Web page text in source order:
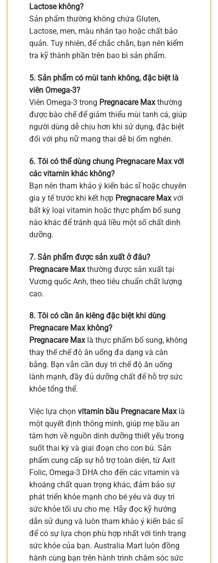
Lactose không?
Sản phẩm thường không chứa Gluten,
Lactose, men, màu nhân tạo hoặc chất bảo
quản. Tuy nhiên, để chắc chắn, bạn nên kiểm
tra kỹ thành phần trên bao bì sản phẩm.
5. Sản phẩm có mùi tanh không, đặc biệt là
viên Omega-3?
Viên Omega-3 trong Pregnacare Maxthường
được bào chế để giảm thiểu mùi tanh cá, giúp
người dùng dễ chịu hơn khi sử dụng, đặc biệt
đối với phụ nữ mang thai dễ bị ốm nghén.
6. Tôi có thể dùng chung Pregnacare Max với
các vitamin khác không?
Bạn nên tham khảo ý kiến bác sĩ hoặc chuyên
gia y tế trước khi kết hợp Pregnacare Maxvới
bất kỳ loại vitamin hoặc thực phẩm bổ sung
nào khác để tránh quá liều một số chất dinh
dưỡng.
7. Sản phẩm được sản xuất ở đâu?
Pregnacare Maxthường được sản xuất tại
Vương quốc Anh, theo tiêu chuẩn chất lượng
cao.
8. Tôi có cần ăn kiêng đặc biệt khi dùng
Pregnacare Max không?
Pregnacare Maxlà thực phẩm bổ sung, không
thay thế chế độ ăn uống đa dạng và cân
bằng. Bạn vẫn cần duy trì chế độ ăn uống
lành mạnh, đầy đủ dưỡng chất để hỗ trợ sức
khỏe tổng thể.
Việc lựa chọn vitamin bầu Pregnacare Maxlà
một quyết định thông minh, giúp mẹ bầu an
tâm hơn về nguồn dinh dưỡng thiết yếu trong
suốt thai kỳ và giai đoạn cho con bú. Sản
phẩm cung cấp sự hỗ trợ toàn diện, từ Axit
Folic, Omega-3 DHA cho đến các vitamin và
khoáng chất quan trọng khác, đảm bảo sự
phát triển khỏe mạnh cho bé yêu và duy trì
sức khỏe tối ưu cho mẹ. Hãy đọc kỹ hướng
dẫn sử dụng và luôn tham khảo ý kiến bác sĩ
để có sự lựa chọn phù hợp nhất với tình trạng
sức khỏe của bạn. Australia Mart luôn đồng
hành cùng bạn trên hành trình chăm sóc sức